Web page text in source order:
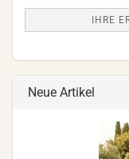
IHRE
Neue Artikel